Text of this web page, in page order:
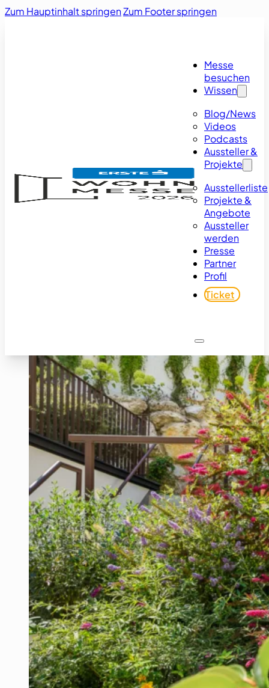
Zum Hauptinhalt springenZum Footer springen
Messe
besuchen
Wissen
Blog/News
Videos
Podcasts
Aussteller &
Projekte
Ausstellerliste
Projekte &
Angebote
Aussteller
werden
Presse
Partner
Profil
Ticket